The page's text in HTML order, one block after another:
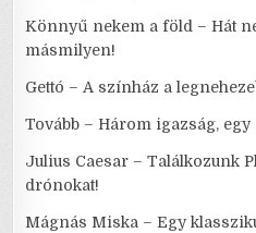
Könnyű nekem a föld – Hát
másmilyen!
Gettó – A színház a
Tovább – Három igazság, egy
Julius Caesar – Találkozunk
drónokat!
Mágnás Miska – Egy